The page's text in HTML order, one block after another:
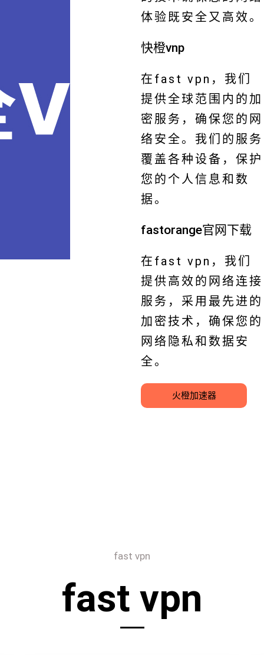
体验既安全又高效。
快橙vnp
在fast vpn，我们
提供全球范围内的加
密服务，确保您的网
络安全。我们的服务
覆盖各种设备，保护
您的个人信息和数
据。
fastorange官网下载
在fast vpn，我们
提供高效的网络连接
服务，采用最先进的
加密技术，确保您的
网络隐私和数据安
全。
火橙加速器
fast vpn
fast vpn